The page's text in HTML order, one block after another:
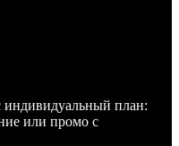
индивидуальный план:
или промо с